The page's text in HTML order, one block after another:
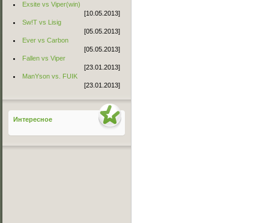
Exsite vs Viper(win)
[10.05.2013]
Sw!T vs Lisig
[05.05.2013]
Ever vs Carbon
[05.05.2013]
Fallen vs Viper
[23.01.2013]
ManYson vs. FUIK
[23.01.2013]
Интересное